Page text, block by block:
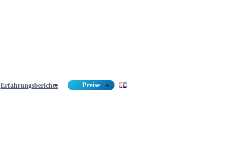
Erfahrungsberichte Preise